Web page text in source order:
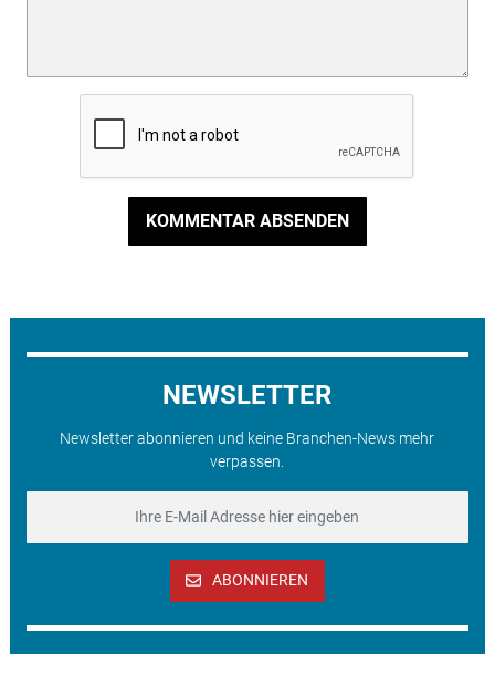
KOMMENTAR ABSENDEN
NEWSLETTER
Newsletter abonnieren und keine Branchen-News mehr
verpassen.
ABONNIEREN